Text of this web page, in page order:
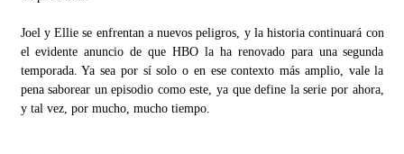
Joel y Ellie se enfrentan a nuevos peligros, y la historia continuará con
el evidente anuncio de que HBO la ha renovado para una segunda
temporada. Ya sea por sí solo o en ese contexto más amplio, vale la
pena saborear un episodio como este, ya que define la serie por ahora,
y tal vez, por mucho, mucho tiempo.